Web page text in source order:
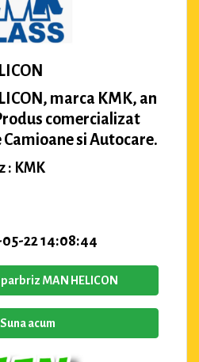
marca KMK, an
comercializat
si Autocare.
: KMK
22 14:08:44
MAN HELICON
acum